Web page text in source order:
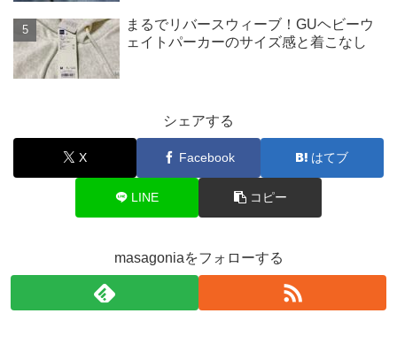
まるでリバースウィーブ！GUヘビーウ
ェイトパーカーのサイズ感と着こなし
シェアする
X Facebook はてブ
LINE コピー
masagoniaをフォローする